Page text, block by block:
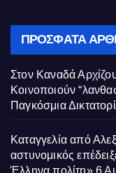
ΠΡΌΣΦΑΤΑ
Στον Καναδά
Κοινοποιούν
Παγκόσμια
Καταγγελία από
αστυνομικός
Έλληνα πολίτη» 6